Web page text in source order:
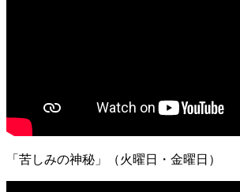
「苦しみの神秘」（火曜日・金曜日）